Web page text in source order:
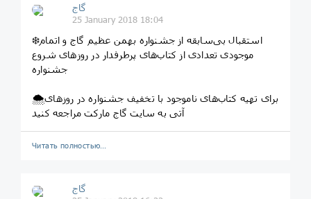
گاج
25 January 2018 18:04
❄️استقبال بی‌سابقه از جشنواره بهمن عظیم گاج و اتمام
موجودی تعدادی از کتاب‌های پرطرفدار در روزهای شروع
جشنواره
🌨برای تهیه کتاب‌های ناموجود با تخفیف جشنواره در روزهای
آتی به سایت گاج مارکت مراجعه کنید
Читать полностью…
گاج